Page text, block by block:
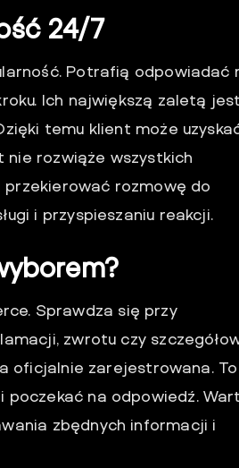
24/7
Potrafią odpowiadać
Ich największą zaletą jest
temu klient może
rozwiąże wszystkich
przekierować rozmowę do
i przyspieszaniu reakcji.
Sprawdza się przy
zwrotu czy
oficjalnie zarejestrowana. To
poczekać na odpowiedź.
zbędnych informacji i